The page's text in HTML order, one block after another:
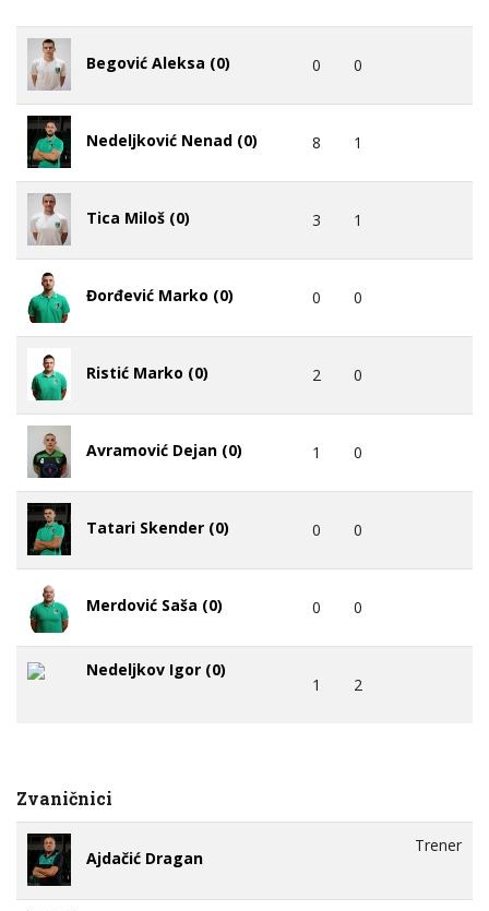
Begović Aleksa (0) 0 0
Nedeljković Nenad (0) 8 1
Tica Miloš (0) 3 1
Đorđević Marko (0) 0 0
Ristić Marko (0) 2 0
Avramović Dejan (0) 1 0
Tatari Skender (0) 0 0
Merdović Saša (0) 0 0
Nedeljkov Igor (0)
1 2
Zvaničnici
Ajdačić Dragan
Trener